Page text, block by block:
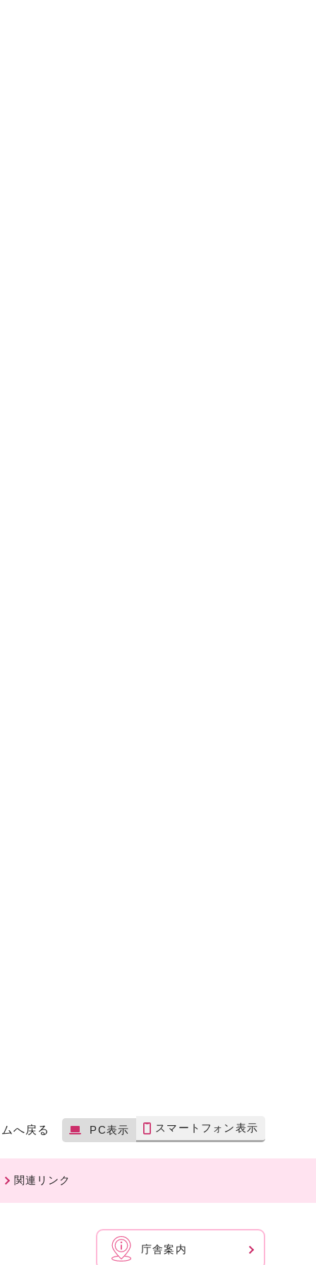
へ戻る PC表示 スマートフォン表示
関連リンク
庁舎案内